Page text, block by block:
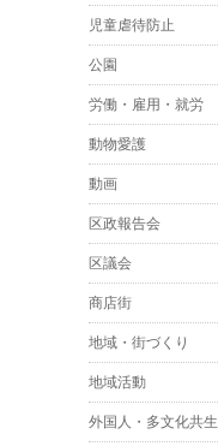
児童虐待防止
公園
労働・雇用・就労
動物愛護
動画
区政報告会
区議会
商店街
地域・街づくり
地域活動
外国人・多文化共生